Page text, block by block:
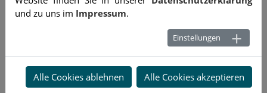
Mehrwegsystem, zum Beispiel auf Kaffeebecher.
und zu uns im Impressum.
Einstellungen
Alle Cookies ablehnen Alle Cookies akzeptieren